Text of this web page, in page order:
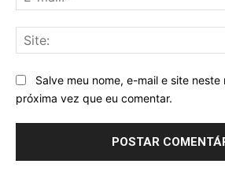
Salve meu nome, e-mail e site
próxima vez que eu comentar.